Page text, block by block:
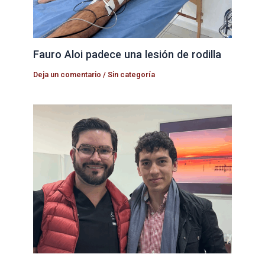
Fauro Aloi padece una lesión de rodilla
Deja un comentario /Sin categoría